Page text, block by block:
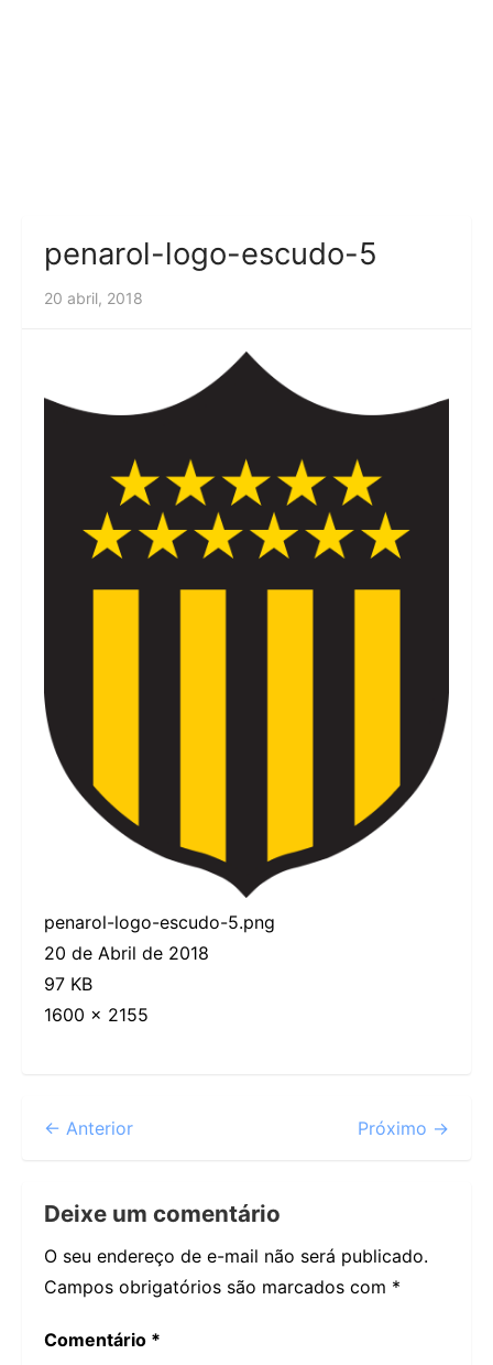
penarol-logo-escudo-5
20 abril, 2018
penarol-logo-escudo-5.png
20 de Abril de 2018
97 KB
1600 × 2155
← Anterior Próximo →
Deixe um comentário
O seu endereço de e-mail não será publicado.
Campos obrigatórios são marcados com *
Comentário *